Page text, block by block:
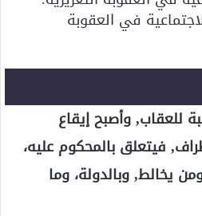
في العقوبة
للعقاب, وأصبح إيقاع
فيتعلق بالمحكوم عليه،
يخالط, وبالدولة، وما